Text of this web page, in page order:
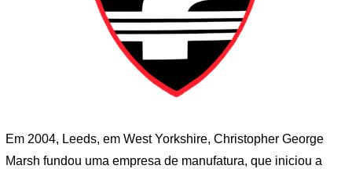
Em 2004, Leeds, em West Yorkshire, Christopher George
Marsh fundou uma empresa de manufatura, que iniciou a